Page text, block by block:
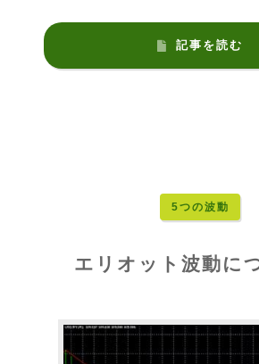
記事を読む
5つの波動
エリオット波動に